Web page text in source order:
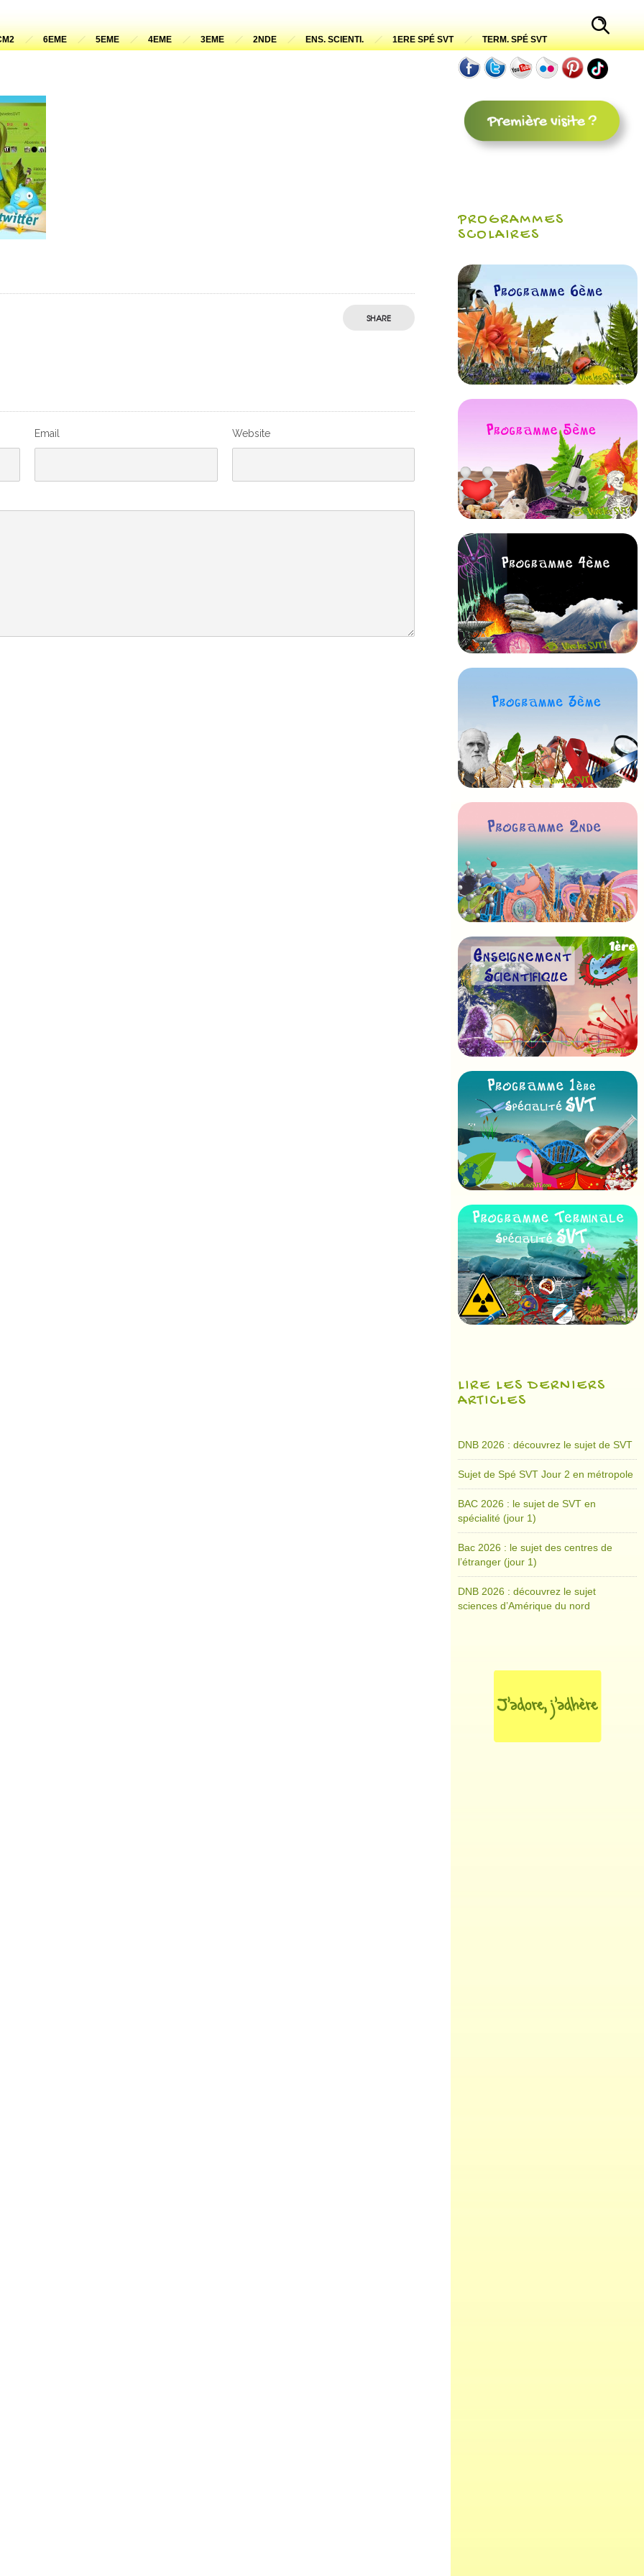
6EME 5EME 4EME 3EME 2NDE ENS. SCIENTI. 1ERE SPÉ SVT TERM. SPÉ SVT
SHARE
Email Website
PROGRAMMES
SCOLAIRES
LIRE LES DERNIERS
ARTICLES
DNB 2026 : découvrez le sujet de SVT
Sujet de Spé SVT Jour 2 en métropole
BAC 2026 : le sujet de SVT en
spécialité (jour 1)
Bac 2026 : le sujet des centres de
l’étranger (jour 1)
DNB 2026 : découvrez le sujet
sciences d’Amérique du nord